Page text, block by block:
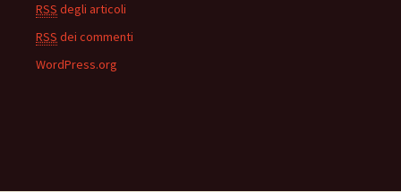
RSS degli articoli
RSS dei commenti
WordPress.org